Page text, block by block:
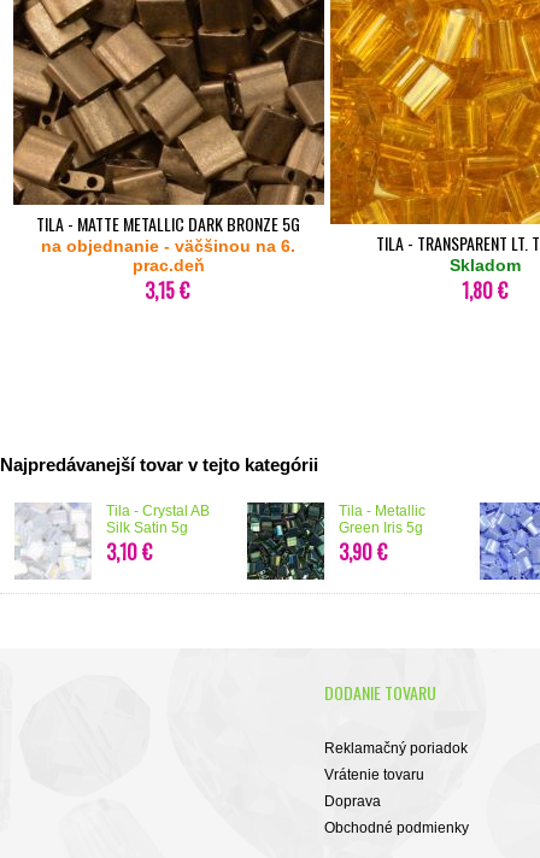
TILA - MATTE METALLIC DARK BRONZE 5G
na objednanie - väčšinou na 6.
prac.deň
3,15 €
TILA - TRANSPARENT LT.
Skladom
1,80 €
Najpredávanejší tovar v tejto kategórii
Tila - Crystal AB
Silk Satin 5g
3,10 €
Tila - Metallic
Green Iris 5g
3,90 €
DODANIE TOVARU
Reklamačný poriadok
Vrátenie tovaru
Doprava
Obchodné podmienky